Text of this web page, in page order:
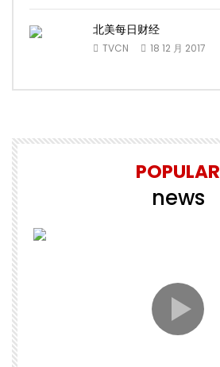
北美每日财经
TVCN 18 12 月 2017
POPULAR
news